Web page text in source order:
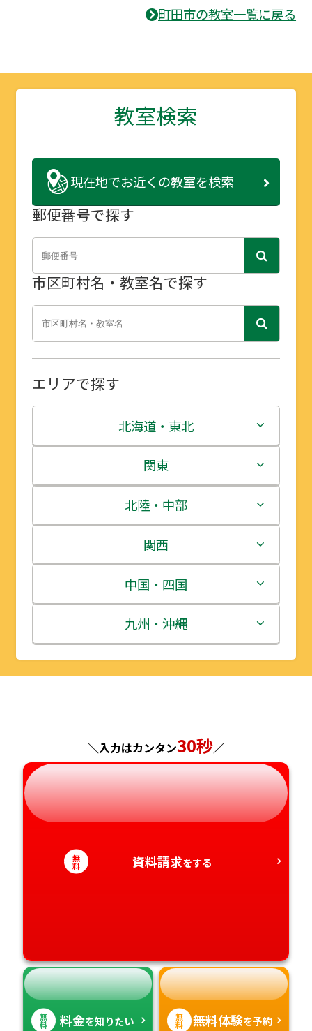
町田市の教室一覧に戻る
教室検索
現在地でお近くの教室を検索
郵便番号で探す
市区町村名・教室名で探す
エリアで探す
北海道・東北
北海道
青森県
岩手県
宮城県
秋田県
山形県
関東
茨城県
栃木県
群馬県
埼玉県
千葉県
神奈川県
北陸・中部
新潟県
富山県
石川県
福井県
岐阜県
静岡県
愛知県
関西
三重県
滋賀県
京都府
奈良県
和歌山県
中国・四国
鳥取県
島根県
広島県
山口県
徳島県
香川県
九州・沖縄
福岡県
長崎県
熊本県
大分県
宮崎県
＼入力はカンタン30秒／
無
料 資料請求をする
無
料 料金を知りたい 無
料 無料体験を予約